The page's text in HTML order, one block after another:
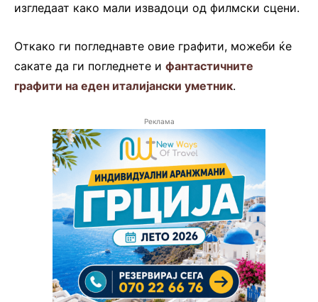
изгледаат како мали извадоци од филмски сцени.
Откако ги погледнавте овие графити, можеби ќе
сакате да ги погледнете и фантастичните
графити на еден италијански уметник.
Реклама